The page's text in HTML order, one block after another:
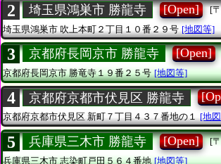
2 埼玉県鴻巣市 勝龍寺 [Open]
[
埼玉県鴻巣市 吹上本町２丁目１０番２９号 [地図等]
3 京都府長岡京市 勝龍寺 [Open]
京都府長岡京市勝竜寺１９番２５号 [地図等]
4 京都府京都市伏見区 勝龍寺
京都府京都市伏見区新町７丁目４３７番地の１ [地
5 兵庫県三木市 勝龍寺 [Open]
[
兵庫県三木市志染町戸田５６４番地 [地図等]